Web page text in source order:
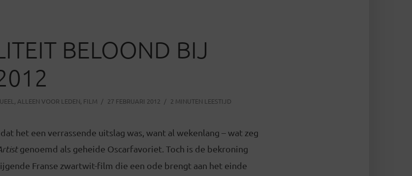
BELOOND BIJ
, ALLEEN VOOR LEDEN, FILM 27 FEBRUARI 2012 2 MINUTEN LEESTIJD
het een verrassende uitslag was, want al wekenlang – wat zeg
genoemd als geheide Oscarfavoriet. Toch is de bekroning
Franse zwartwit-film die een ode brengt aan het einde